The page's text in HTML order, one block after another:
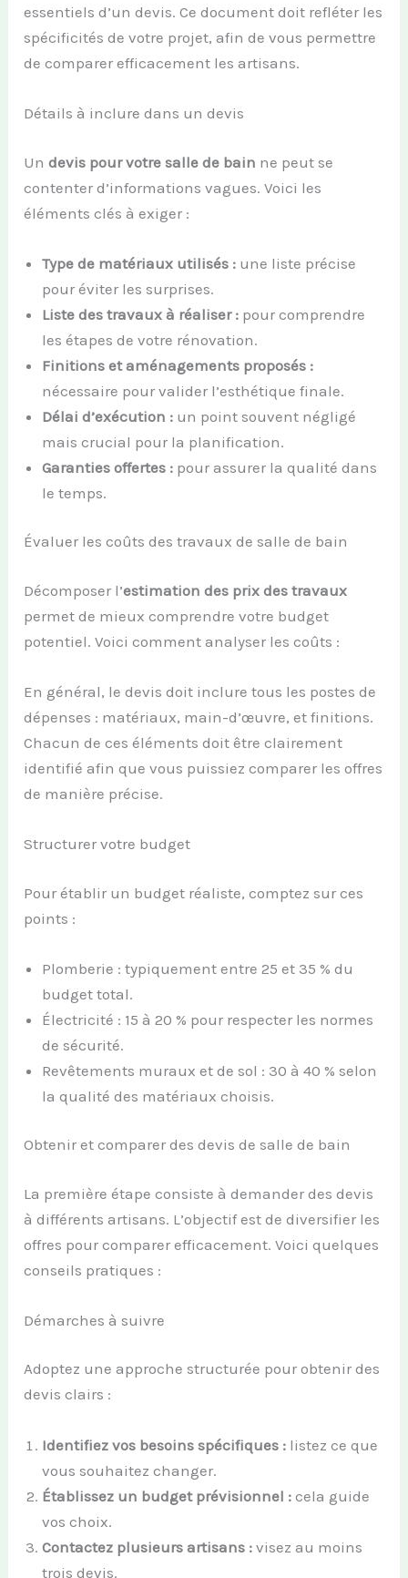
essentiels d’un devis. Ce document doit refléter les
spécificités de votre projet, afin de vous permettre
de comparer efficacement les artisans.
Détails à inclure dans un devis
Undevis pour votre salle de bain ne peut se
contenter d’informations vagues. Voici les
éléments clés à exiger :
Type de matériaux utilisés : une liste précise
pour éviter les surprises.
Liste des travaux à réaliser : pour comprendre
les étapes de votre rénovation.
Finitions et aménagements proposés :
nécessaire pour valider l’esthétique finale.
Délai d’exécution : un point souvent négligé
mais crucial pour la planification.
Garanties offertes : pour assurer la qualité dans
le temps.
Évaluer les coûts des travaux de salle de bain
Décomposer l’estimation des prix des travaux
permet de mieux comprendre votre budget
potentiel. Voici comment analyser les coûts :
En général, le devis doit inclure tous les postes de
dépenses : matériaux, main-d’œuvre, et finitions.
Chacun de ces éléments doit être clairement
identifié afin que vous puissiez comparer les offres
de manière précise.
Structurer votre budget
Pour établir un budget réaliste, comptez sur ces
points :
Plomberie : typiquement entre 25 et 35 % du
budget total.
Électricité : 15 à 20 % pour respecter les normes
de sécurité.
Revêtements muraux et de sol : 30 à 40 % selon
la qualité des matériaux choisis.
Obtenir et comparer des devis de salle de bain
La première étape consiste à demander des devis
à différents artisans. L’objectif est de diversifier les
offres pour comparer efficacement. Voici quelques
conseils pratiques :
Démarches à suivre
Adoptez une approche structurée pour obtenir des
devis clairs :
Identifiez vos besoins spécifiques : listez ce que
vous souhaitez changer.
Établissez un budget prévisionnel : cela guide
vos choix.
Contactez plusieurs artisans : visez au moins
trois devis.